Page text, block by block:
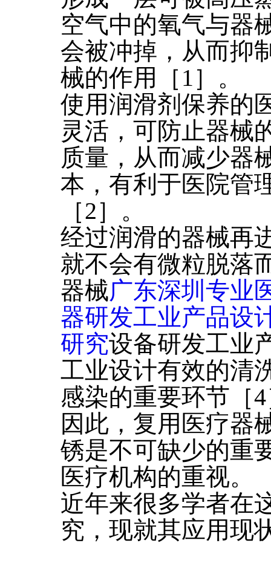
空气中的氧气与器
会被冲掉，从而抑
械的作用［1］。
使用润滑剂保养的
灵活，可防止器械
质量，从而减少器
本，有利于医院管
［2］。
经过润滑的器械再
就不会有微粒脱落
器械广东深圳专业
器研发工业产品设
研究设备研发工业
工业设计有效的清
感染的重要环节［
因此，复用医疗器
锈是不可缺少的重
医疗机构的重视。
近年来很多学者在
究，现就其应用现